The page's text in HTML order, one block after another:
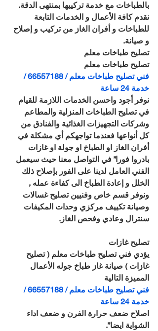
بالطباخات مع خدمة تركييها بمنتهى الدقة.
نقدم كافة الأعمال و الخدمات التابعة
للطباخات و أفران الغاز من تركيب و إصلاح
و صيانة.
تصليح طباخات معلم
تصليح طباخات معلم
فني تصليح طباخات معلم / 66557188 /
خدمة 24 ساعة
نوفر أجود واحسن الخدمات اللازمة للقيام
في تصليح الطباخات المنزلية والمطاعم
وشركات التجهيزات الغذائية والفنادق من
كل أنواعها فعندما تواجهكم أي مشكلة في
أفران الغاز او الطباخ او جولة او غازات
بادروا فورا” في التواصل معنا حيث سيعمل
الفني العامل لدينا على الفور بإصلاح ذلك
الخلل و إعادة الطباخ الى كفاءة عمله ,
ونوفر قسم خاص وفنيين تصليح غسالات
وصيانة تكييف مركزي وحدات المكيفات
سنترال وعادي وفحص الغاز.
تصليح غازات
يؤدي فني تصليح طباخات معلم ( تصليح
غازات ) صيانة غاز طباخ جوله الأعمال
المميزة التالية
فني تصليح طباخات معلم / 66557188 /
خدمة 24 ساعة
اصلاح ضعف حرارة الفرن و ضعف اداء
الشواية ايضا”.